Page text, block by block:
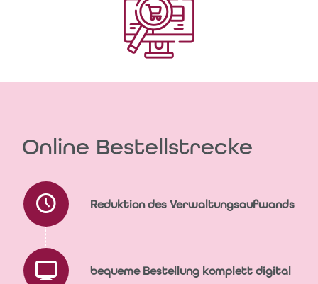
Online Bestellstrecke
Reduktion des Verwaltungsaufwands
bequeme Bestellung komplett digital